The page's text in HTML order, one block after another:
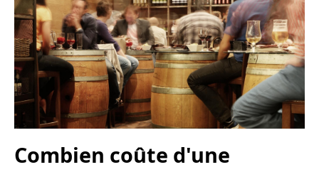
Combien coûte d'une